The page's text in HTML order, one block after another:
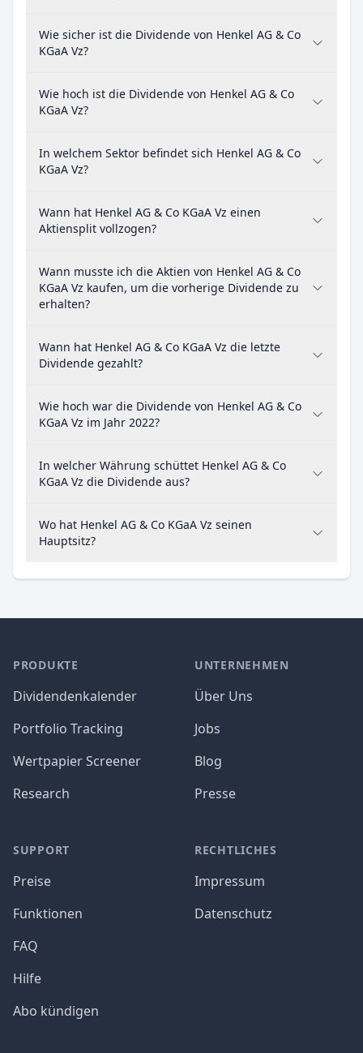
Wie sicher ist die Dividende von Henkel AG & Co
KGaA Vz?
Wie hoch ist die Dividende von Henkel AG & Co
KGaA Vz?
In welchem Sektor befindet sich Henkel AG & Co
KGaA Vz?
Wann hat Henkel AG & Co KGaA Vz einen
Aktiensplit vollzogen?
Wann musste ich die Aktien von Henkel AG & Co
KGaA Vz kaufen, um die vorherige Dividende zu
erhalten?
Wann hat Henkel AG & Co KGaA Vz die letzte
Dividende gezahlt?
Wie hoch war die Dividende von Henkel AG & Co
KGaA Vz im Jahr 2022?
In welcher Währung schüttet Henkel AG & Co
KGaA Vz die Dividende aus?
Wo hat Henkel AG & Co KGaA Vz seinen
Hauptsitz?
PRODUKTE
Dividendenkalender
Portfolio Tracking
Wertpapier Screener
Research
SUPPORT
Preise
Funktionen
FAQ
Hilfe
Abo kündigen
UNTERNEHMEN
Über Uns
Jobs
Blog
Presse
RECHTLICHES
Impressum
Datenschutz